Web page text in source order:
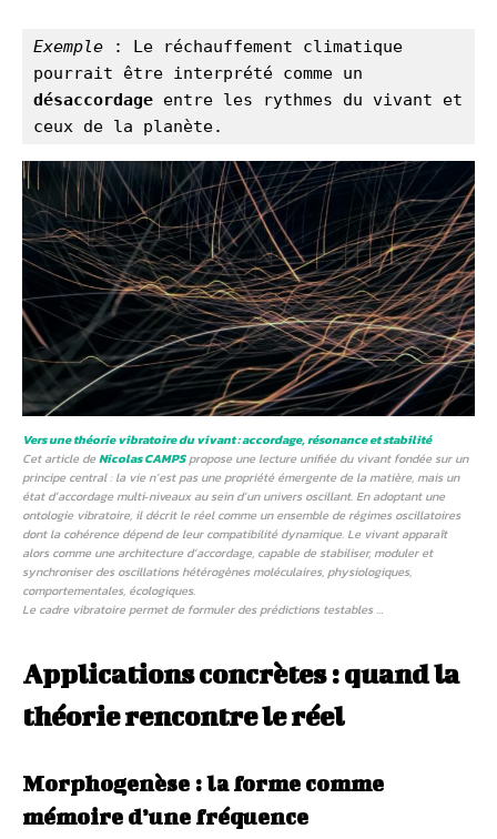
Exemple : Le réchauffement climatique
désaccordage entre les rythmes du vivant et
ceux de la planète.
Vers une théorie vibratoire du vivant : accordage, résonance et stabilité
Cet article deNicolas CAMPSpropose une lecture unifiée du vivant fondée sur un
principe central : la vie n’est pas une propriété émergente de la matière, mais un
état d’accordage multi‑niveaux au sein d’un univers oscillant. En adoptant une
ontologie vibratoire, il décrit le réel comme un ensemble de régimes oscillatoires
dont la cohérence dépend de leur compatibilité dynamique. Le vivant apparaît
alors comme une architecture d’accordage, capable de stabiliser, moduler et
synchroniser des oscillations hétérogènes moléculaires, physiologiques,
comportementales, écologiques.
Le cadre vibratoire permet de formuler des prédictions testables …
Applications concrètes : quand la
théorie rencontre le réel
Morphogenèse : la forme comme
mémoire d’une fréquence